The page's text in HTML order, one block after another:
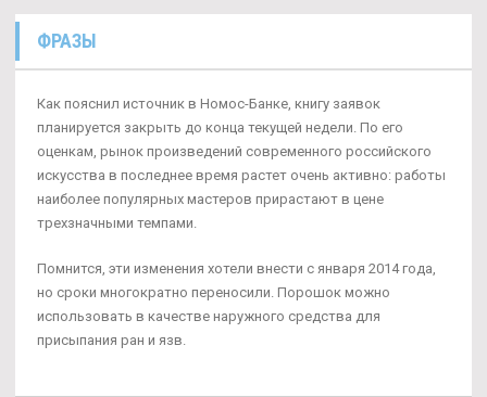
ФРАЗЫ
Как пояснил источник в Номос-Банке, книгу заявок
планируется закрыть до конца текущей недели. По его
оценкам, рынок произведений современного российского
искусства в последнее время растет очень активно: работы
наиболее популярных мастеров прирастают в цене
трехзначными темпами.
Помнится, эти изменения хотели внести с января 2014 года,
но сроки многократно переносили. Порошок можно
использовать в качестве наружного средства для
присыпания ран и язв.